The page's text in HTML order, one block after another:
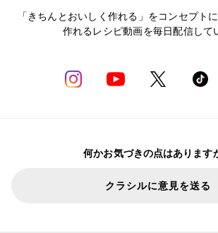
「きちんとおいしく作れる」をコンセプト
作れるレシピ動画を毎日配信して
何かお気づきの点はあります
クラシルに意見を送る